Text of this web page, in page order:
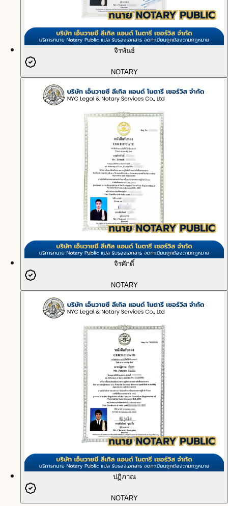
จิรพันธ์
NOTARY
จิรศักดิ์
NOTARY
ปฏิภาณ
NOTARY